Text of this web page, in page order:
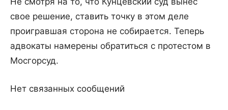
свое решение, ставить точку в этом деле
проигравшая сторона не собирается. Теперь
адвокаты намерены обратиться с протестом в
Мосгорсуд.
Нет связанных сообщений